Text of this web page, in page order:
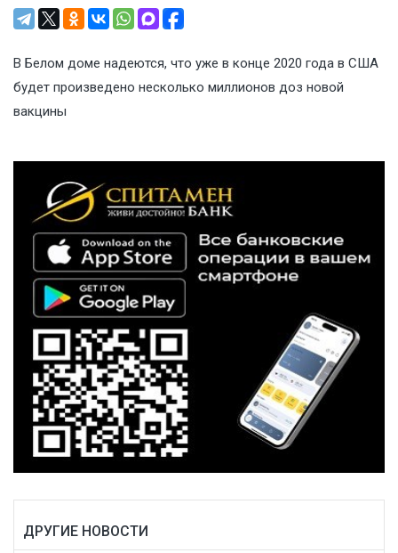
В Белом доме надеются, что уже в конце 2020 года в США
будет произведено несколько миллионов доз новой
вакцины
ДРУГИЕ НОВОСТИ